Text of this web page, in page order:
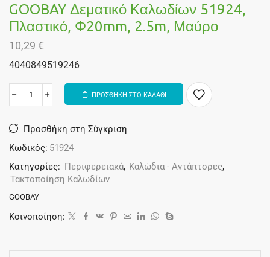
GOOBAY Δεματικό Καλωδίων 51924,
Πλαστικό, Φ20mm, 2.5m, Μαύρο
10,29 €
4040849519246
ΠΡΟΣΘΗΚΗ ΣΤΟ ΚΑΛΑΘΙ
Προσθήκη στη Σύγκριση
Κωδικός: 51924
Κατηγορίες: Περιφερειακά, Καλώδια - Αντάπτορες,
Τακτοποίηση Καλωδίων
GOOBAY
Κοινοποίηση: